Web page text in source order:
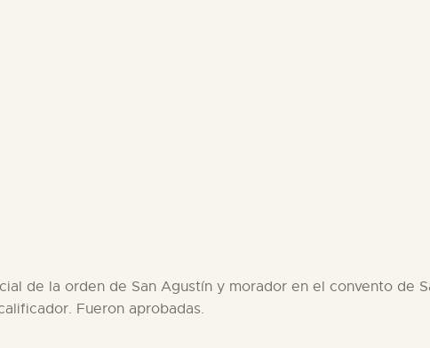
de la orden de San Agustín y morador en el convento de
Fueron aprobadas.